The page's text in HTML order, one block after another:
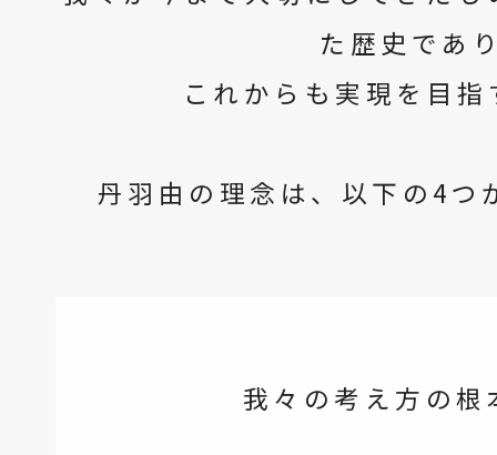
た歴史であ
これからも実現を目
丹羽由の理念は、以下の4つ
我々の考え方の根